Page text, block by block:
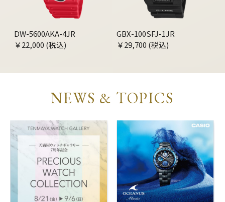
DW-5600AKA-4JR
￥22,000 (税込)
GBX-100SFJ-1JR
￥29,700 (税込)
NEWS & TOPICS